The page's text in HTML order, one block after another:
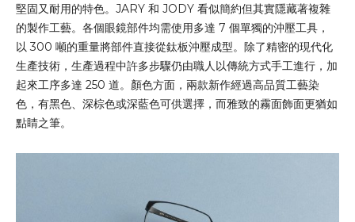
堅固又耐用的特色。JARY 和 JODY 看似簡約但其實隱藏著複雜
的製作工藝。各個眼鏡部件均需使用多達 7 個單獨的沖壓工具，
以 300 噸的重量將部件直接從鈦板沖壓成型。除了精密的現代化
生產技術，生產過程中許多步驟仍由職人以傳統方式手工進行，加
起來工序多達 250 道。顏色方面，兩款新作經過高品質工藝染
色，有黑色、深棕色或深藍色可供選擇，而雅致的霧面飾面更猶如
點睛之筆。